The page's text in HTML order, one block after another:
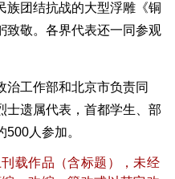
族团结抗战的大型浮雕《铜
致敬。各界代表还一同参观
工作部和北京市负责同
士遗属代表，首都学生、部
人参加。
载作品（含标题），未经